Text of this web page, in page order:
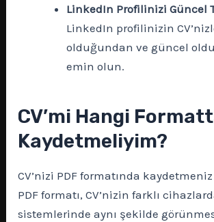
LinkedIn Profilinizi Güncel
LinkedIn profilinizin
olduğundan ve güncel
emin olun.
CV’mi Hangi
Kaydetmeliyim?
CV’nizi PDF formatında
PDF formatı, CV’nizin farklı
sistemlerinde aynı şekilde